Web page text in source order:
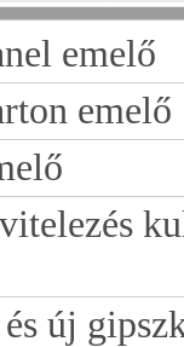
emelő
emelő
új